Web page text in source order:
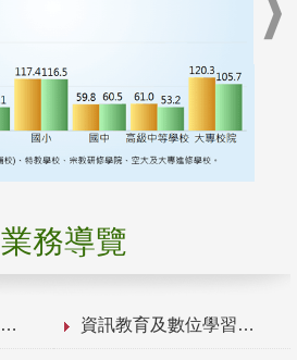
業務導覽
資訊教育及數位學習